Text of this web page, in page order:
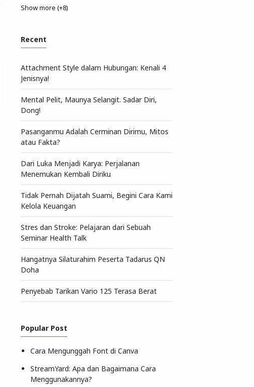
Show more (+8)
Recent
Attachment Style dalam Hubungan: Kenali 4
Jenisnya!
Mental Pelit, Maunya Selangit. Sadar Diri,
Dong!
Pasanganmu Adalah Cerminan Dirimu, Mitos
atau Fakta?
Dari Luka Menjadi Karya: Perjalanan
Menemukan Kembali Diriku
Tidak Pernah Dijatah Suami, Begini Cara Kami
Kelola Keuangan
Stres dan Stroke: Pelajaran dari Sebuah
Seminar Health Talk
Hangatnya Silaturahim Peserta Tadarus QN
Doha
Penyebab Tarikan Vario 125 Terasa Berat
Popular Post
Cara Mengunggah Font di Canva
StreamYard: Apa dan Bagaimana Cara
Menggunakannya?